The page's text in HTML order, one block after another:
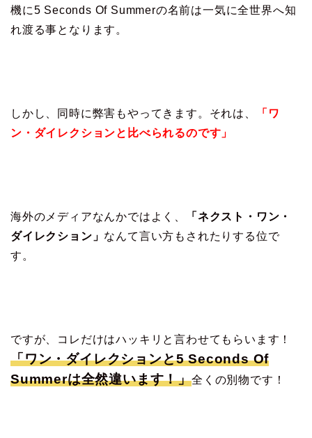
機に5 Seconds Of Summerの名前は一気に全世界へ知
れ渡る事となります。
しかし、同時に弊害もやってきます。それは、
「ワ
ン・ダイレクションと比べられるのです」
海外のメディアなんかではよく、
「ネクスト・ワン・
ダイレクション」 なんて言い方もされたりする位で
す。
ですが、コレだけはハッキリと言わせてもらいます！
「ワン・ダイレクションと5 Seconds Of
Summerは全然違います！」全くの別物です！